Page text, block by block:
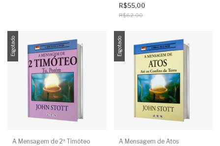
R$55,00
R$62,00
Esgotado
A Mensagem de 2ª Timóteo
Esgotado
A Mensagem de Atos